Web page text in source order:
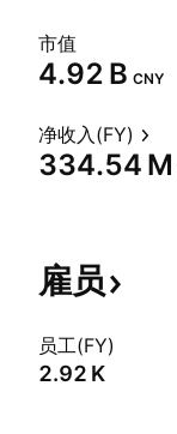
市值
‪4.92 B‬ CNY
净收入(FY)
‪334.54 M‬
雇员
员工(FY)
‪2.92 K‬